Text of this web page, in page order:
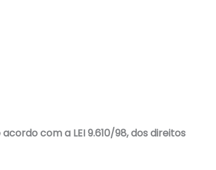
com a LEI 9.610/98, dos direitos